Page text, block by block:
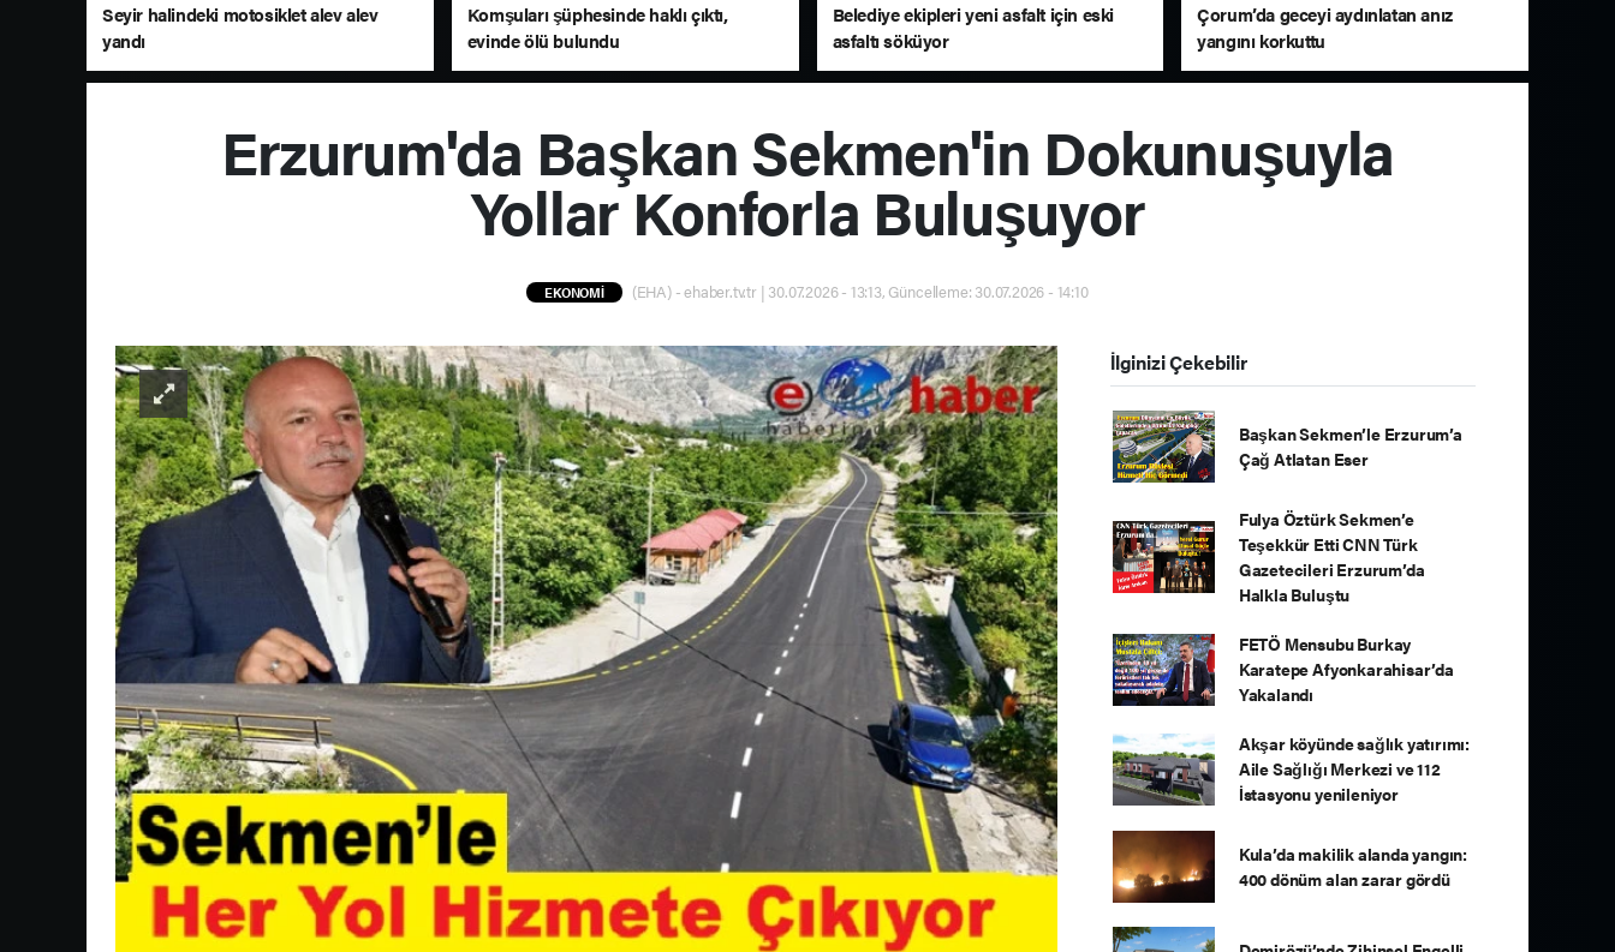
Seyir halindeki motosiklet alev alev
yandı
Komşuları şüphesinde haklı çıktı,
evinde ölü bulundu
Belediye ekipleri yeni asfalt için eski
asfaltı söküyor
Çorum’da geceyi aydınlatan anız
yangını korkuttu
Erzurum'da Başkan Sekmen'in Dokunuşuyla
Yollar Konforla Buluşuyor
EKONOMİ (EHA) - ehaber.tv.tr | 30.07.2026 - 13:13, Güncelleme: 30.07.2026 - 14:10
İlginizi Çekebilir
Başkan Sekmen’le Erzurum’a
Çağ Atlatan Eser
Fulya Öztürk Sekmen’e
Teşekkür Etti CNN Türk
Gazetecileri Erzurum’da
Halkla Buluştu
FETÖ Mensubu Burkay
Karatepe Afyonkarahisar’da
Yakalandı
Akşar köyünde sağlık yatırımı:
Aile Sağlığı Merkezi ve 112
İstasyonu yenileniyor
Kula’da makilik alanda yangın:
400 dönüm alan zarar gördü